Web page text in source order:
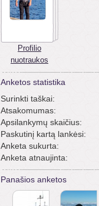
Profilio
nuotraukos
Anketos statistika
Surinkti taškai:
Atsakomumas:
Apsilankymų skaičius:
Paskutinį kartą lankėsi:
Anketa sukurta:
Anketa atnaujinta:
Panašios anketos